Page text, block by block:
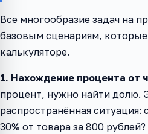
Все многообразие задач на
базовым сценариям,
калькуляторе.
1. Нахождение процента от
процент, нужно найти долю.
распространённая ситуация:
30% от товара за 800